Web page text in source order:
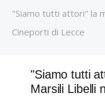
"Siamo tutti attori" la
Cineporti di Lecce
"Siamo tutti
Marsili Libelli